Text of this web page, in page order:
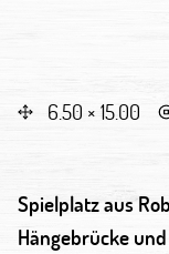
6.50 × 15.00
Spielplatz aus
Hängebrücke